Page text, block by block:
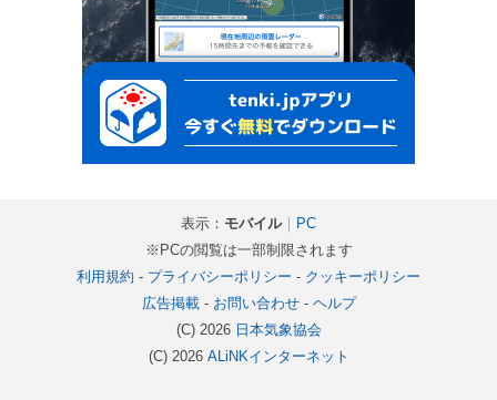
表示： モバイル｜ PC
※PCの閲覧は一部制限されます
利用規約 - プライバシーポリシー - クッキーポリシー
広告掲載- お問い合わせ- ヘルプ
(C) 2026 日本気象協会
(C) 2026 ALiNKインターネット